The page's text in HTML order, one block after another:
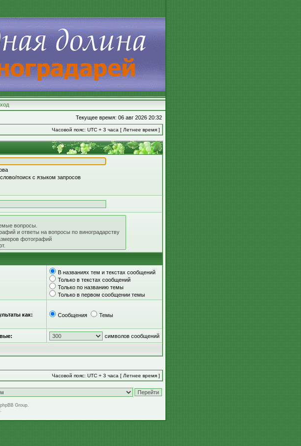
Текущее время: 06 авг 2026 20:32
Часовой пояс: UTC + 3 часа [ Летнее время ]
поиск с языком запросов
В названиях тем и текстах сообщений
Только в текстах сообщений
Только по названию темы
Только в первом сообщении темы
как: Сообщения Темы
символов сообщений
Часовой пояс: UTC + 3 часа [ Летнее время ]
Group.
.